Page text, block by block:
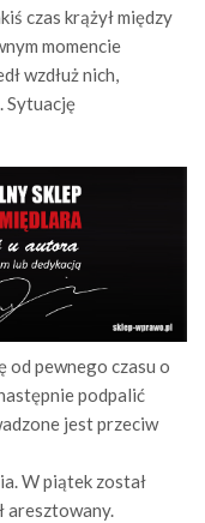
czas krążył między
momencie
wzdłuż nich,
Sytuację
od pewnego czasu o
podpalić
jest przeciw
W piątek został
aresztowany.